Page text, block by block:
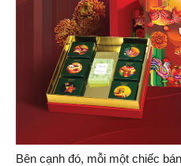
Bên cạnh đó, mỗi một chiếc